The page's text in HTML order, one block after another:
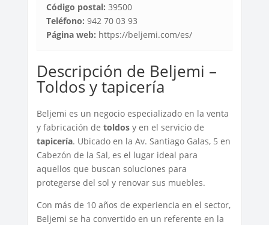
Código postal: 39500
Teléfono: 942 70 03 93
Página web: https://beljemi.com/es/
Descripción de Beljemi –
Toldos y tapicería
Beljemi es un negocio especializado en la venta
y fabricación de toldosy en el servicio de
tapicería. Ubicado en la Av. Santiago Galas, 5 en
Cabezón de la Sal, es el lugar ideal para
aquellos que buscan soluciones para
protegerse del sol y renovar sus muebles.
Con más de 10 años de experiencia en el sector,
Beljemi se ha convertido en un referente en la